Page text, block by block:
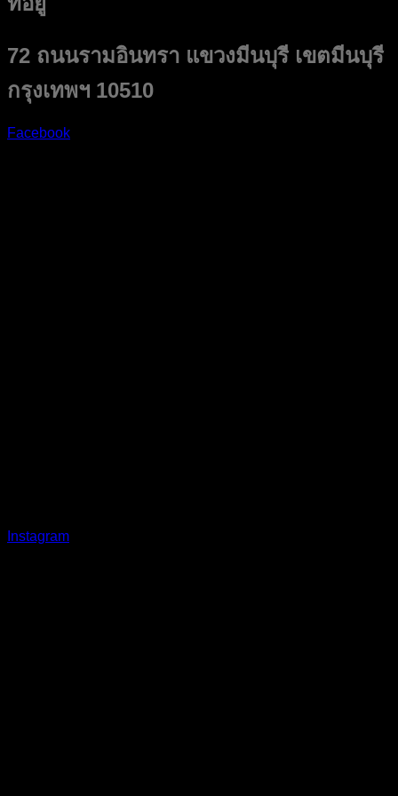
72 ถนนรามอินทรา แขวงมีนบุรี เขตมีนบุรี
กรุงเทพฯ 10510
Facebook
Instagram